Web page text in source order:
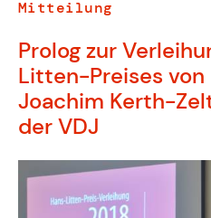
Mitteilung
Prolog zur
Litten-Preises von
Joachim Kerth-
der VDJ